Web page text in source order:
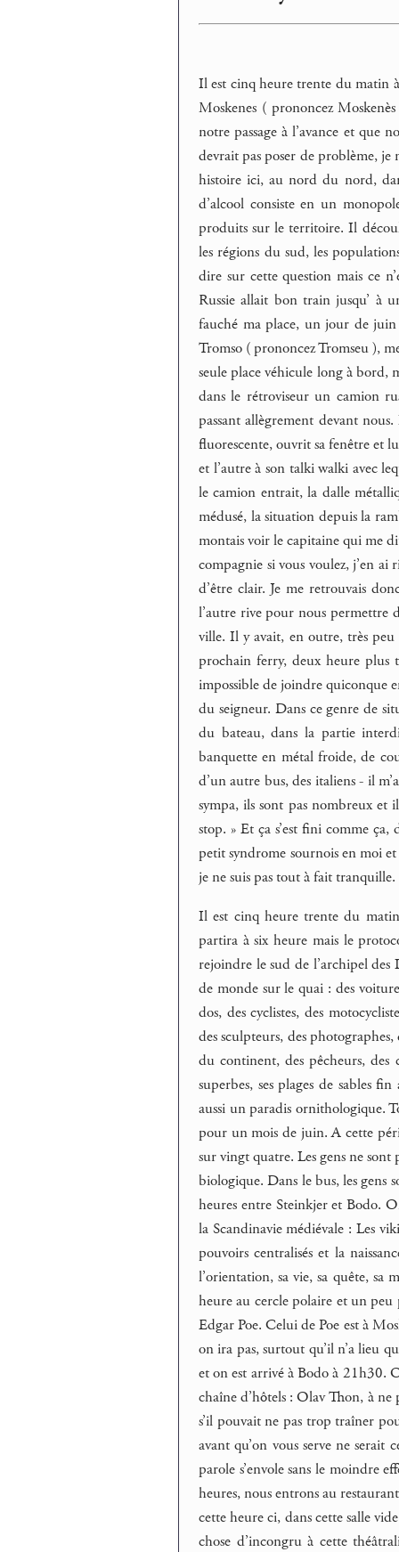
Il est cinq heure trente du matin
Moskenes ( prononcez
notre passage à l’avance et que
devrait pas poser de problème, je
histoire ici, au nord du nord,
d’alcool consiste en un
produits sur le territoire. Il
les régions du sud, les
dire sur cette question mais ce
Russie allait bon train jusqu’ à
fauché ma place, un jour de
Tromso ( prononcez Tromseu ),
seule place véhicule long à bord,
dans le rétroviseur un camion
passant allègrement devant
fluorescente, ouvrit sa fenêtre et
et l’autre à son talki walki avec
le camion entrait, la dalle
médusé, la situation depuis la
montais voir le capitaine qui me
compagnie si vous voulez, j’en ai
d’être clair. Je me retrouvais
l’autre rive pour nous permettre
ville. Il y avait, en outre, très peu
prochain ferry, deux heure
impossible de joindre quiconque
du seigneur. Dans ce genre de
du bateau, dans la partie
banquette en métal froide, de
d’un autre bus, des italiens - il
sympa, ils sont pas nombreux et
stop. » Et ça s’est fini comme ça,
petit syndrome sournois en moi
je ne suis pas tout à fait tranquille.
Il est cinq heure trente du
partira à six heure mais le
rejoindre le sud de l’archipel
de monde sur le quai : des
dos, des cyclistes, des
des sculpteurs, des
du continent, des pêcheurs, des
superbes, ses plages de sables
aussi un paradis ornithologique.
pour un mois de juin. A cette
sur vingt quatre. Les gens ne
biologique. Dans le bus, les gens
heures entre Steinkjer et Bodo.
la Scandinavie médiévale : Les
pouvoirs centralisés et la
l’orientation, sa vie, sa quête, sa
heure au cercle polaire et un
Edgar Poe. Celui de Poe est à
on ira pas, surtout qu’il n’a lieu
et on est arrivé à Bodo à 21h30.
chaîne d’hôtels : Olav Thon, à ne
s’il pouvait ne pas trop traîner
avant qu’on vous serve ne
parole s’envole sans le moindre
heures, nous entrons au
cette heure ci, dans cette salle
chose d’incongru à cette